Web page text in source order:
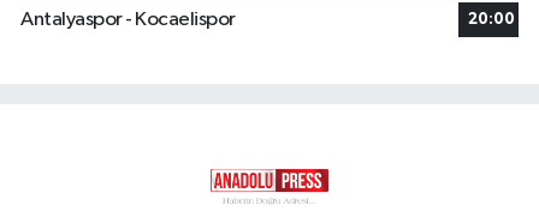
Antalyaspor - Kocaelispor 20:00